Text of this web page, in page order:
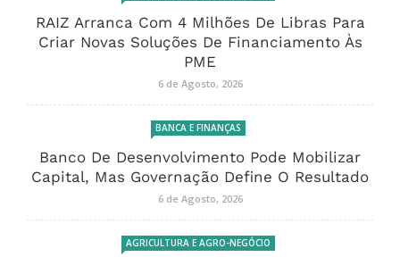
RAIZ Arranca Com 4 Milhões De Libras Para
Criar Novas Soluções De Financiamento Às
PME
6 de Agosto, 2026
BANCA E FINANÇAS
Banco De Desenvolvimento Pode Mobilizar
Capital, Mas Governação Define O Resultado
6 de Agosto, 2026
AGRICULTURA E AGRO-NEGÓCIO